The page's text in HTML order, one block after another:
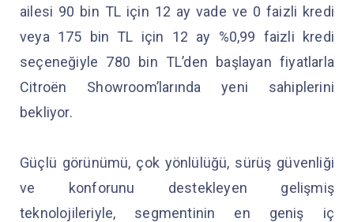
ailesi 90 bin TL için 12 ay vade ve 0 faizli kredi
veya 175 bin TL için 12 ay %0,99 faizli kredi
seçeneğiyle 780 bin TL’den başlayan fiyatlarla
Citroën Showroom’larında yeni sahiplerini
bekliyor.
Güçlü görünümü, çok yönlülüğü, sürüş güvenliği
ve konforunu destekleyen gelişmiş
teknolojileriyle, segmentinin en geniş iç